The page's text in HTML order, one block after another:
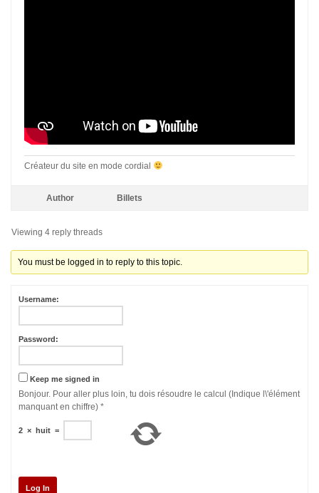
Créateur du site en mode cordial
Author Billets
Viewing 4 reply threads
You must be logged in to reply to this topic.
Username:
Password:
Keep me signed in
Bonjour. Pour aller plus loin, tu dois résoudre le calcul (Indique l\'élément
manquant en chiffre) *
2 × huit =
Log In